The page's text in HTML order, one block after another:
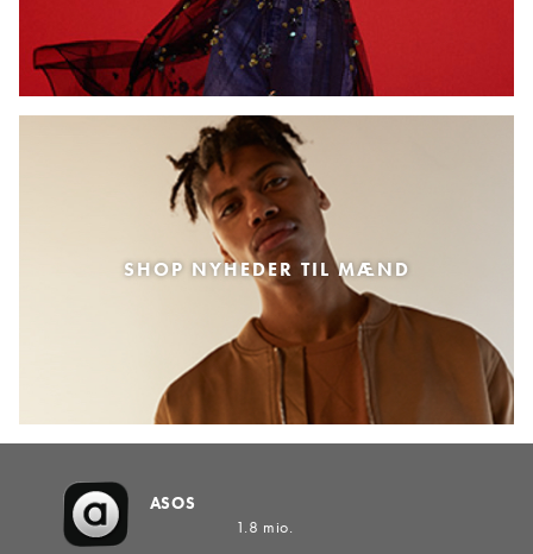
SHOP NYHEDER TIL MÆND
ASOS
1.8 mio.